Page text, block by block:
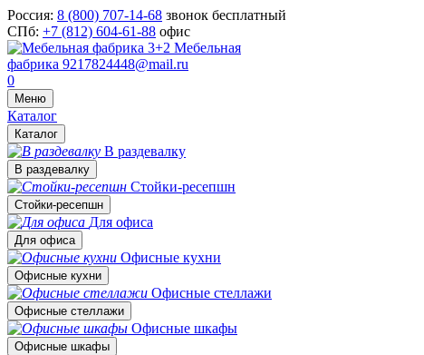
Россия: 8 (800) 707-14-68 звонок бесплатный
СПб: +7 (812) 604-61-88 офис
Мебельная
фабрика 9217824448@mail.ru
0
Меню
Каталог
Каталог
В раздевалку
В раздевалку
Стойки-ресепшн
Стойки-ресепшн
Для офиса
Для офиса
Офисные кухни
Офисные кухни
Офисные стеллажи
Офисные стеллажи
Офисные шкафы
Офисные шкафы